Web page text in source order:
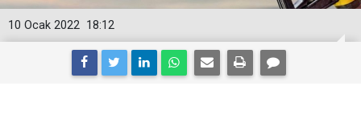
18:12
10 Ocak 2022